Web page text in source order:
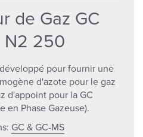
de Gaz GC
N2 250
pour fournir une
d'azote pour le gaz
d'appoint pour la GC
en Phase Gazeuse).
GC & GC-MS